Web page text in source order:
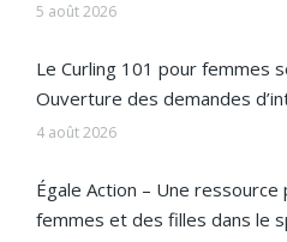
5 août 2026
Le Curling 101 pour femmes
Ouverture des demandes
4 août 2026
Égale Action – Une ressource
femmes et des filles dans le